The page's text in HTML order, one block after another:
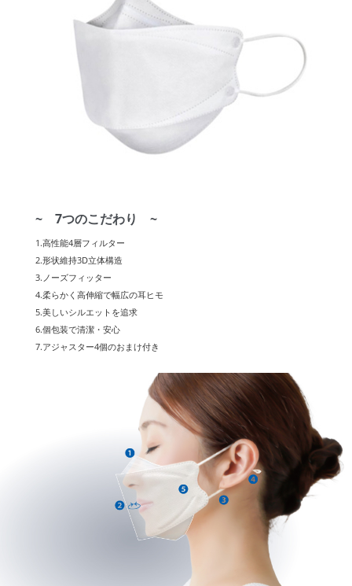
~ 7つのこだわり ~
1.高性能4層フィルター
2.形状維持3D立体構造
3.ノーズフィッター
4.柔らかく高伸縮で幅広の耳ヒモ
5.美しいシルエットを追求
6.個包装で清潔・安心
7.アジャスター4個のおまけ付き